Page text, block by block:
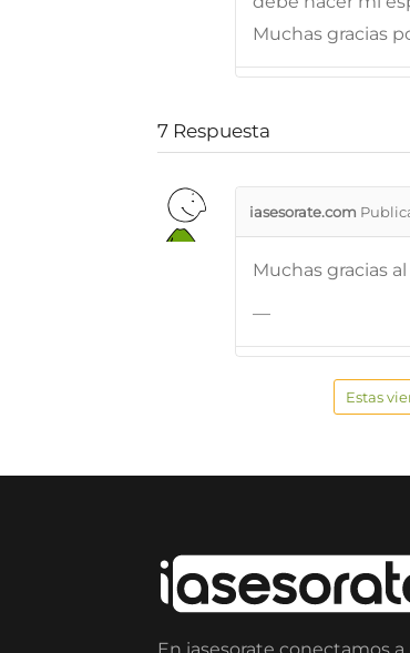
Muchas gracias
7 Respuesta
iasesorate.com
Muchas gracias
—
Estas